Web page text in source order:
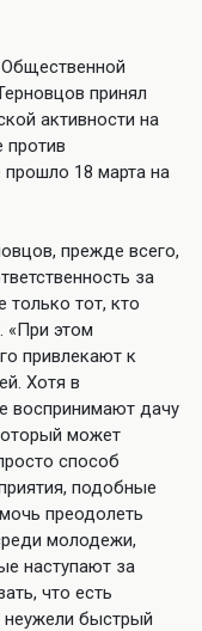
принял
активности на
против
прошло 18 марта на
прежде всего,
за
только тот, кто
«При этом
привлекают к
Хотя в
воспринимают дачу
может
способ
подобные
преодолеть
молодежи,
наступают за
что есть
быстрый